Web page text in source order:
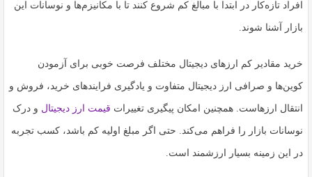
افراد تازه‌کار در ابتدا با مبالغ کم شروع کنند تا با مکانیزم‌ها و نوسانات این
بازار آشنا شوند.
خرید مقادیر کم ارزهای دیجیتال مختلف فرصت خوبی برای آزمودن
کوین‌ها و صرافی‌ ارز دیجیتال متفاوت و یادگیری فرایندهای خرید، فروش و
انتقال ارزهاست. همچنین امکان پیگیری تغییرات قیمت ارز دیجیتال و درک
نوسانات بازار را فراهم می‌کند. حتی اگر مبلغ اولیه کم باشد، کسب تجربه
در این زمینه بسیار ارزشمند است.